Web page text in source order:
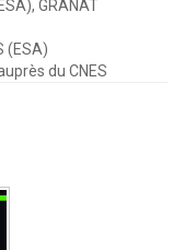
GRANAT
(ESA)
du CNES